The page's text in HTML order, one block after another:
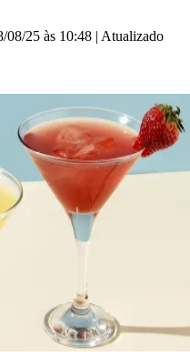
08/25 às 10:48 | Atualizado